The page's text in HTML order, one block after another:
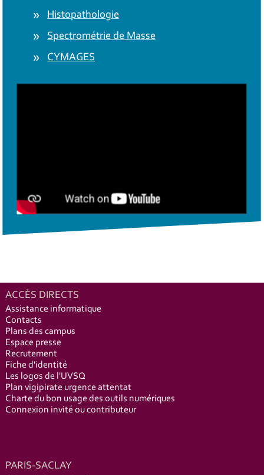
Histopathologie
Spectrométrie de Masse
CYMAGES
ACCÈS DIRECTS
Assistance informatique
Contacts
Plans des campus
Espace presse
Recrutement
Fiche d'identité
Les logos de l'UVSQ
Plan vigipirate urgence attentat
Charte du bon usage des outils numériques
Connexion invité ou contributeur
PARIS-SACLAY